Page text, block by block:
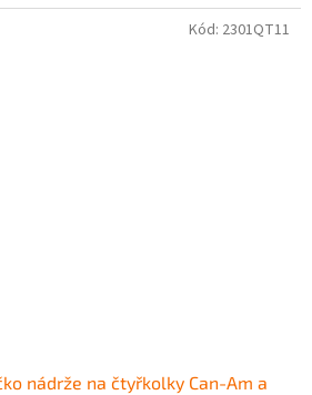
nádrže na čtyřkolky Can-Am a
Kód: 2301QT11